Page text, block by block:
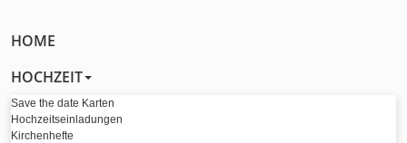
HOME
HOCHZEIT
Save the date Karten
Hochzeitseinladungen
Kirchenhefte